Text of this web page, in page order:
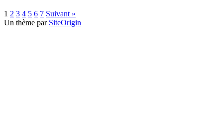
1 2 3 4 5 6 7 Suivant »
Un thème par SiteOrigin